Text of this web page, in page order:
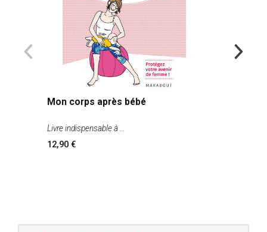
Mon corps après bébé
Livre indispensable à
12,90